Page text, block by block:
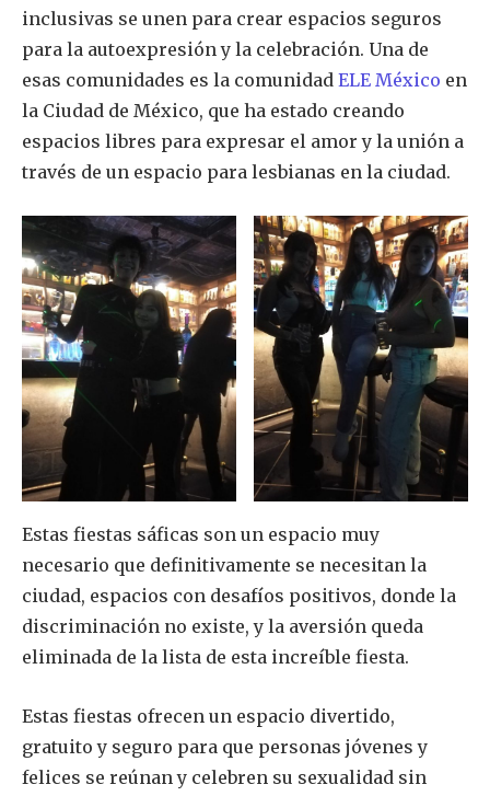
inclusivas se unen para crear espacios seguros
para la autoexpresión y la celebración. Una de
esas comunidades es la comunidad ELE México en
la Ciudad de México, que ha estado creando
espacios libres para expresar el amor y la unión a
través de un espacio para lesbianas en la ciudad.
Estas fiestas sáficas son un espacio muy
necesario que definitivamente se necesitan la
ciudad, espacios con desafíos positivos, donde la
discriminación no existe, y la aversión queda
eliminada de la lista de esta increíble fiesta.
Estas fiestas ofrecen un espacio divertido,
gratuito y seguro para que personas jóvenes y
felices se reúnan y celebren su sexualidad sin